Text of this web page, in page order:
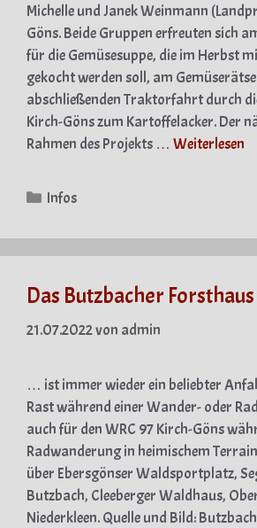
Michelle und Janek Weinmann
Göns. Beide Gruppen erfreuten sich
für die Gemüsesuppe, die im Herbst
gekocht werden soll, am
abschließenden Traktorfahrt durch
Kirch-Göns zum Kartoffelacker. Der
Rahmen des Projekts … Weiterlesen
Kategorien
Infos
Das Butzbacher
21.07.2022von admin
… ist immer wieder ein beliebter
Rast während einer Wander- oder
auch für den WRC 97 Kirch-Göns
Radwanderung in heimischem
über Ebersgönser Waldsportplatz,
Butzbach, Cleeberger Waldhaus,
Niederkleen. Quelle und Bild: